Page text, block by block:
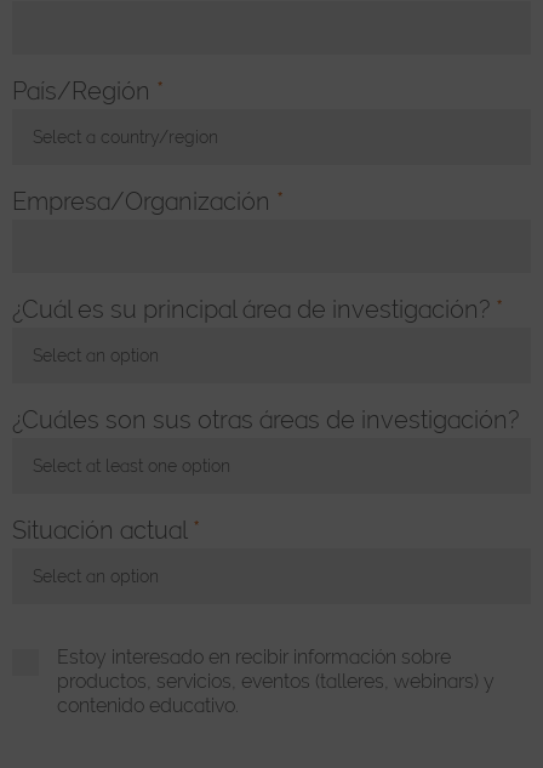
País/Región *
Select a country/region
Empresa/Organización *
¿Cuál es su principal área de investigación? *
Select an option
¿Cuáles son sus otras áreas de investigación?
Select at least one option
Situación actual *
Select an option
Estoy interesado en recibir información sobre
productos, servicios, eventos (talleres, webinars) y
contenido educativo.